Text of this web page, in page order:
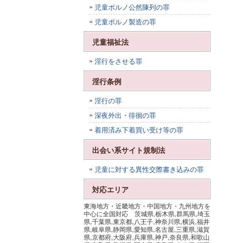
児童ポルノ公然陳列の罪
児童ポルノ製造の罪
児童福祉法
淫行をさせる罪
淫行条例
淫行の罪
深夜外出・徘徊の罪
着用済み下着買い受け等の罪
出会い系サイト規制法
児童に対する異性交際書き込みの罪
対応エリア
東海地方・近畿地方・中国地方・九州地方を
中心に全国対応 茨城県,栃木県,群馬県,埼玉
県,千葉県,東京都,八王子,神奈川県,横浜,福井
県,岐阜県,静岡県,愛知県,名古屋,三重県,滋賀
県,京都府,大阪府,兵庫県,神戸,奈良県,和歌山